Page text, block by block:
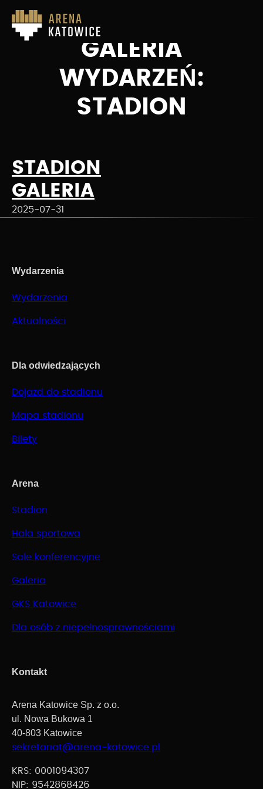
GALERIA
WYDARZEŃ:
STADION
STADION
GALERIA
2025-07-31
Wydarzenia
Wydarzenia
Aktualności
Dla odwiedzających
Dojazd do stadionu
Mapa stadionu
Bilety
Arena
Stadion
Hala sportowa
Sale konferencyjne
Galeria
GKS Katowice
Dla osób z niepełnosprawnościami
Kontakt
Arena Katowice Sp. z o.o.
ul. Nowa Bukowa 1
40-803 Katowice
sekretariat@arena-katowice.pl
KRS: 0001094307
NIP: 9542868426